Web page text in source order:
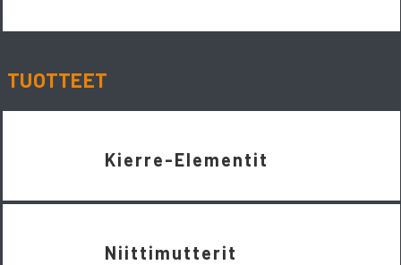
TUOTTEET
Kierre-Elementit
Niittimutterit